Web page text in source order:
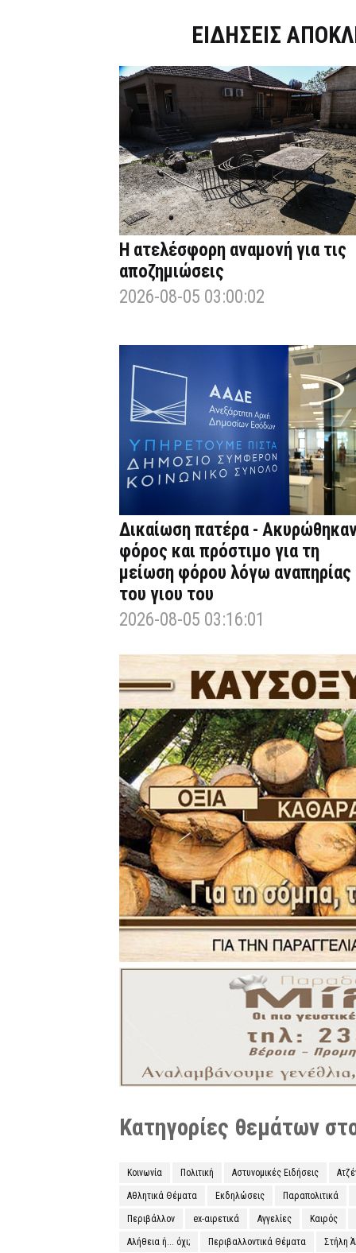
ΕΙΔΗΣΕΙΣ
Η ατελέσφορη αναμονή για τις
αποζημιώσεις
2026-08-05 03:00:02
Δικαίωση πατέρα -
φόρος και πρόστιμο για τη
μείωση φόρου λόγω αναπηρίας
του γιου του
2026-08-05 03:16:01
Κατηγορίες θεμάτων
Κοινωνία Πολιτική Αστυνομικές Ειδήσεις
Αθλητικά Θέματα Εκδηλώσεις Παραπολιτικά
Περιβάλλον ex-αιρετικά Αγγελίες Καιρός
Αλήθεια ή... όχι; Περιβαλλοντικά Θέματα Στήλη